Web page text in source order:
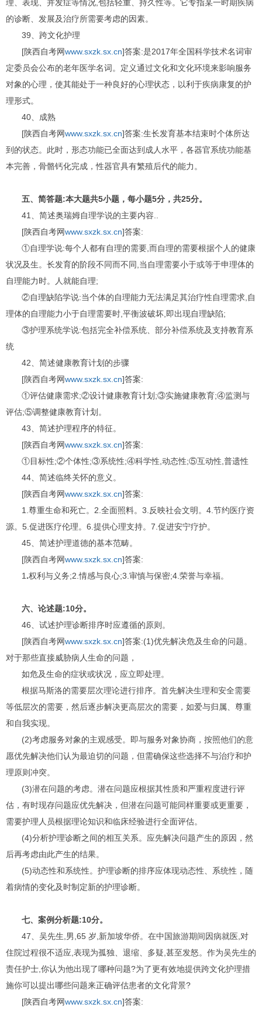
理、表现、并发症等情况,包括轻重、持久性等。它专指某一时期疾病
的诊断、发展及治疗所需要考虑的因素。
39、跨文化护理
[陕西自考网www.sxzk.sx.cn]答案:是2017年全国科学技术名词审
定委员会公布的老年医学名词。定义通过文化和文化环境来影响服务
对象的心理，使其能处于一种良好的心理状态，以利于疾病康复的护
理形式。
40、成熟
[陕西自考网www.sxzk.sx.cn]答案:生长发育基本结束时个体所达
到的状态。此时，形态功能已全面达到成人水平，各器官系统功能基
本完善，骨骼钙化完成，性器官具有繁殖后代的能力。
五、简答题:本大题共5小题，每小题5分，共25分。
41、简述奥瑞姆自理学说的主要内容..
[陕西自考网www.sxzk.sx.cn]答案:
①自理学说:每个人都有自理的需要,而自理的需要根据个人的健康
状况及生。长发育的阶段不同而不同,当自理需要小于或等于申理体的
自理能力时。人就能自理;
②自理缺陷学说:当个体的自理能力无法满足其治疗性自理需求,自
理体的自理能力小于自理需要时,平衡波破坏,即出现自理缺陷;
③护理系统学说:包括完全补偿系统、部分补偿系统及支持教育系
统
42、简述健康教育计划的步骤
[陕西自考网www.sxzk.sx.cn]答案:
①评估健康需求;②设计健康教育计划;③实施健康教育;④监测与
评估;⑤调整健康教育计划。
43、简述护理程序的特征。
[陕西自考网www.sxzk.sx.cn]答案:
①目标性;②个体性;③系统性;④科学性,动态性;⑤互动性,普遗性
44、简述临终关怀的意义。
[陕西自考网www.sxzk.sx.cn]答案:
1.尊重生命和死亡。2.全面照料。3.反映社会文明。4.节约医疗资
源。5.促进医疗伦理。6.提供心理支持。7.促进安宁疗护。
45、简述护理道德的基本范畴。
[陕西自考网www.sxzk.sx.cn]答案:
1.权利与义务;2.情感与良心;3.审慎与保密;4.荣誉与幸福。
六、论述题:10分。
46、试述护理诊断排序时应遵循的原则。
[陕西自考网www.sxzk.sx.cn]答案:(1)优先解决危及生命的问题。
对于那些直接威胁病人生命的问题，
如危及生命的症状或状况，应立即处理。
根据马斯洛的需要层次理论进行排序。首先解决生理和安全需要
等低层次的需要，然后逐步解决更高层次的需要，如爱与归属、尊重
和自我实现。
(2)考虑服务对象的主观感受。即与服务对象协商，按照他们的意
愿优先解决他们认为最迫切的问题，但需确保这些选择不与治疗和护
理原则冲突。
(3)潜在问题的考虑。潜在问题应根据其性质和严重程度进行评
估，有时现存问题应优先解决，但潜在问题可能同样重要或更重要，
需要护理人员根据理论知识和临床经验进行全面评估。
(4)分析护理诊断之间的相互关系。应先解决问题产生的原因，然
后再考虑由此产生的结果。
(5)动态性和系统性。护理诊断的排序应体现动态性、系统性，随
着病情的变化及时制定新的护理诊断。
七、案例分析题:10分。
47、吴先生,男,65 岁,新加坡华侨。在中国旅游期间因病就医,对
住院过程很不适应,表现为孤独、退缩、多疑,甚至发怒。作为吴先生的
责任护士,你认为他出现了哪种问题?为了更有效地提供跨文化护理措
施你可以提出哪些问题来正确评估患者的文化背景?
[陕西自考网www.sxzk.sx.cn]答案: